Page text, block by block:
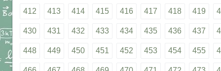
412 413 414 415 416 417 418 419
430 431 432 433 434 435 436 437
448 449 450 451 452 453 454 455